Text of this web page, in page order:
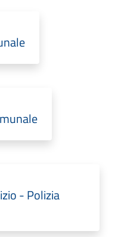
- Polizia